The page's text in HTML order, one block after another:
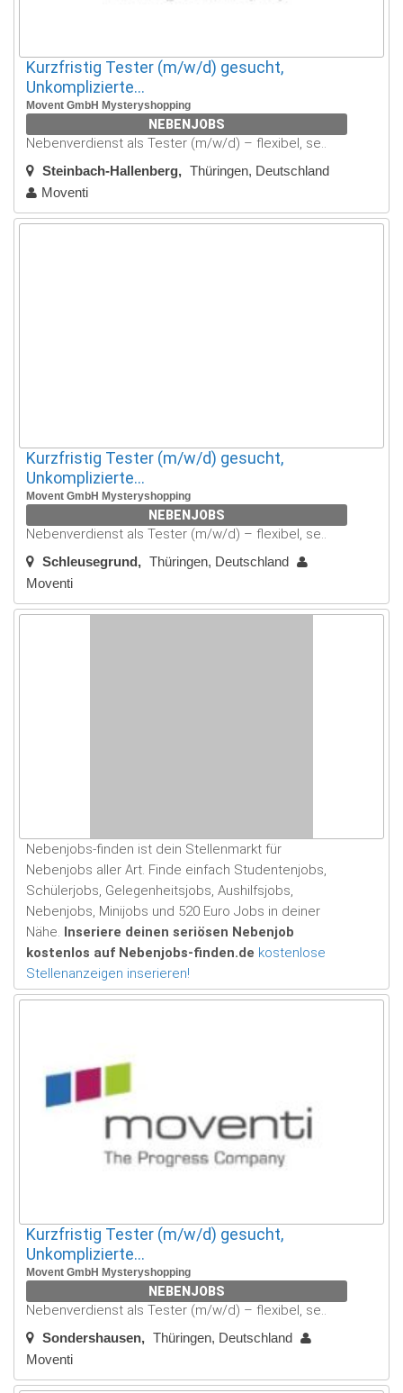
Kurzfristig Tester (m/w/d) gesucht,
Unkomplizierte...
Movent GmbH Mysteryshopping
NEBENJOBS
Nebenverdienst als Tester (m/w/d) – flexibel, se..
Steinbach-Hallenberg
Thüringen, Deutschland
Moventi
Kurzfristig Tester (m/w/d) gesucht,
Unkomplizierte...
Movent GmbH Mysteryshopping
NEBENJOBS
Nebenverdienst als Tester (m/w/d) – flexibel, se..
Schleusegrund
Thüringen, Deutschland
Moventi
Nebenjobs-finden ist dein Stellenmarkt für
Nebenjobs aller Art. Finde einfach Studentenjobs,
Schülerjobs, Gelegenheitsjobs, Aushilfsjobs,
Nebenjobs, Minijobs und 520 Euro Jobs in deiner
Nähe. Inseriere deinen seriösen Nebenjob
kostenlos auf Nebenjobs-finden.de kostenlose
Stellenanzeigen inserieren!
Kurzfristig Tester (m/w/d) gesucht,
Unkomplizierte...
Movent GmbH Mysteryshopping
NEBENJOBS
Nebenverdienst als Tester (m/w/d) – flexibel, se..
Sondershausen
Thüringen, Deutschland
Moventi